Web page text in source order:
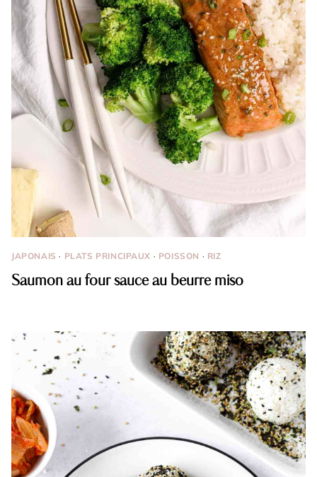
JAPONAIS · PLATS PRINCIPAUX · POISSON · RIZ
Saumon au four sauce au beurre miso